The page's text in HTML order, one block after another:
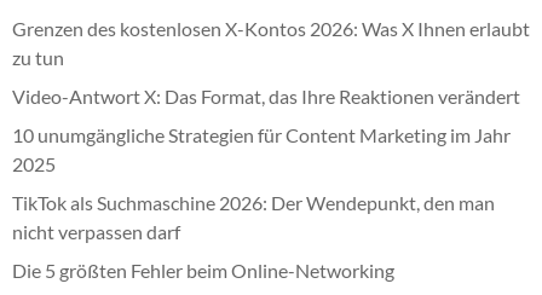
Grenzen des kostenlosen X-Kontos 2026: Was X Ihnen erlaubt
zu tun
Video-Antwort X: Das Format, das Ihre Reaktionen verändert
10 unumgängliche Strategien für Content Marketing im Jahr
2025
TikTok als Suchmaschine 2026: Der Wendepunkt, den man
nicht verpassen darf
Die 5 größten Fehler beim Online-Networking